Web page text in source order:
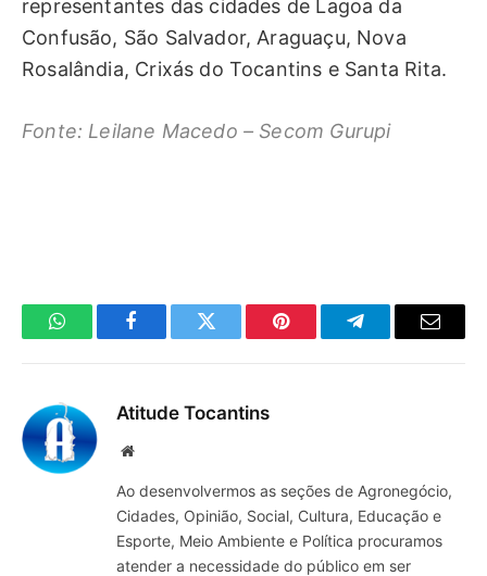
representantes das cidades de Lagoa da
Confusão, São Salvador, Araguaçu, Nova
Rosalândia, Crixás do Tocantins e Santa Rita.
Fonte: Leilane Macedo – Secom Gurupi
WhatsAppFacebookTwitter Pinterest TelegramaE-
Atitude Tocantins
Site
Ao desenvolvermos as seções de Agronegócio,
Cidades, Opinião, Social, Cultura, Educação e
Esporte, Meio Ambiente e Política procuramos
atender a necessidade do público em ser